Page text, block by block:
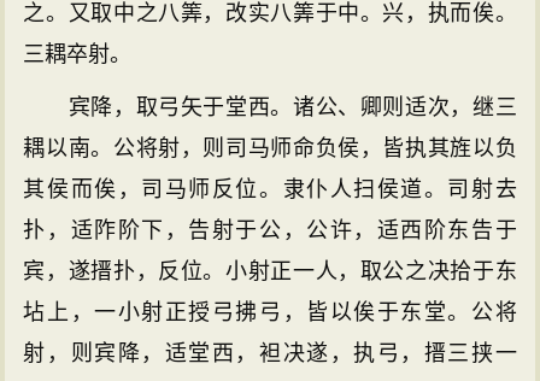
之。又取中之八筭，改实八筭于中。兴，执而俟。
三耦卒射。
宾降，取弓矢于堂西。诸公、卿则适次，继三
耦以南。公将射，则司马师命负侯，皆执其旌以负
其侯而俟，司马师反位。隶仆人扫侯道。司射去
扑，适阼阶下，告射于公，公许，适西阶东告于
宾，遂搢扑，反位。小射正一人，取公之决拾于东
坫上，一小射正授弓拂弓，皆以俟于东堂。公将
射，则宾降，适堂西，袒决遂，执弓，搢三挟一